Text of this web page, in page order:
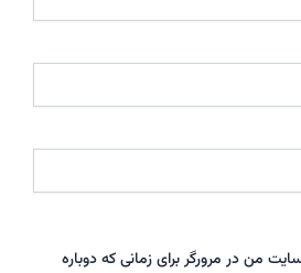
من در مرورگر برای زمانی که دوباره